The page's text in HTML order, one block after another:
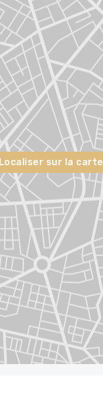
Localiser sur la carte